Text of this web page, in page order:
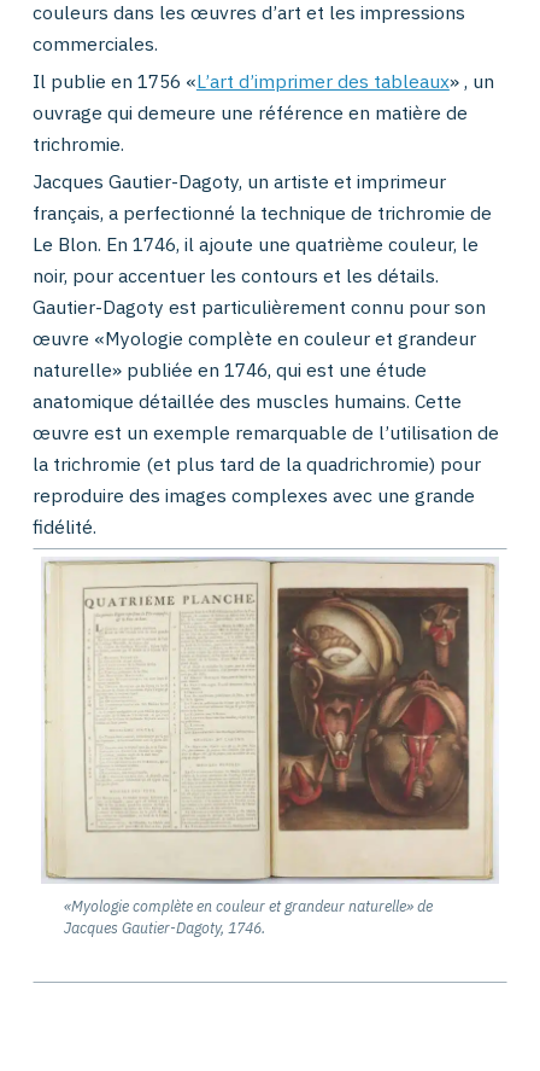
couleurs dans les œuvres d’art et les impressions
commerciales.
Il publie en 1756 «L’art d’imprimer des tableaux» , un
ouvrage qui demeure une référence en matière de
trichromie.
Jacques Gautier-Dagoty, un artiste et imprimeur
français, a perfectionné la technique de trichromie de
Le Blon. En 1746, il ajoute une quatrième couleur, le
noir, pour accentuer les contours et les détails.
Gautier-Dagoty est particulièrement connu pour son
œuvre «Myologie complète en couleur et grandeur
naturelle» publiée en 1746, qui est une étude
anatomique détaillée des muscles humains. Cette
œuvre est un exemple remarquable de l’utilisation de
la trichromie (et plus tard de la quadrichromie) pour
reproduire des images complexes avec une grande
fidélité.
«Myologie complète en couleur et grandeur naturelle» de
Jacques Gautier-Dagoty, 1746.